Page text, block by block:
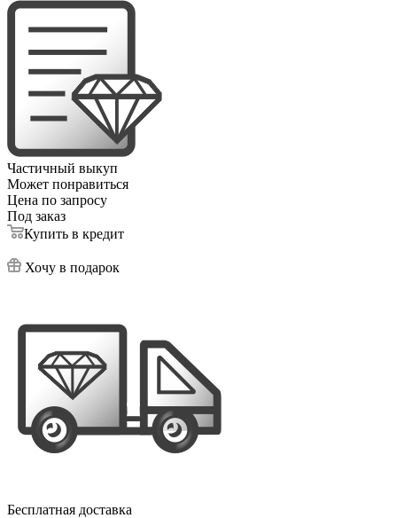
Частичный выкуп
Может понравиться
Цена по запросу
Под заказ
Купить в кредит
Хочу в подарок
Бесплатная доставка